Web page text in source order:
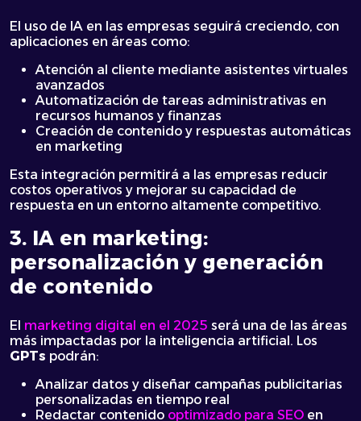
El uso de IA en las empresas seguirá creciendo, con
aplicaciones en áreas como:
Atención al cliente mediante asistentes virtuales
avanzados
Automatización de tareas administrativas en
recursos humanos y finanzas
Creación de contenido y respuestas automáticas
en marketing
Esta integración permitirá a las empresas reducir
costos operativos y mejorar su capacidad de
respuesta en un entorno altamente competitivo.
3. IA en marketing:
personalización y generación
de contenido
El marketing digital en el 2025 será una de las áreas
más impactadas por la inteligencia artificial. Los
GPTs podrán:
Analizar datos y diseñar campañas publicitarias
personalizadas en tiempo real
Redactar contenido optimizado para SEO en